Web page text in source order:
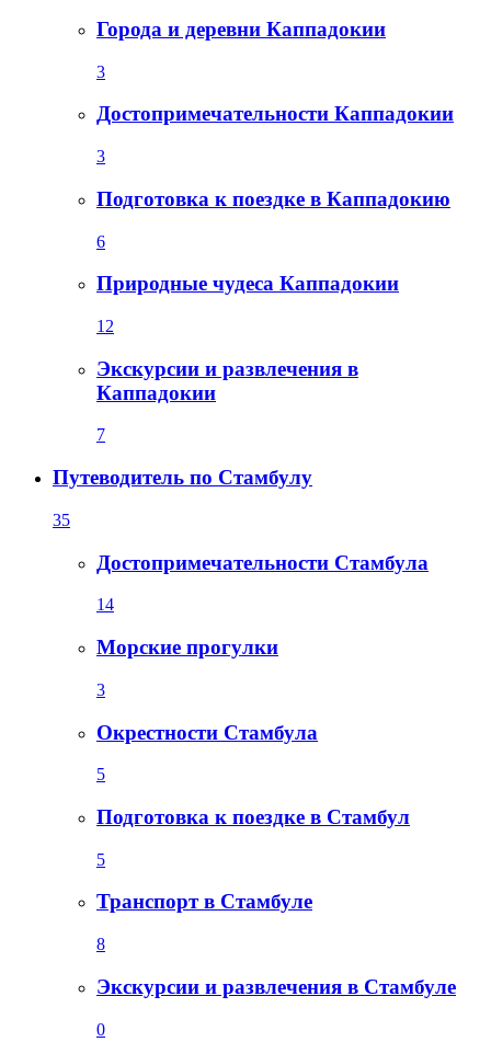
Города и деревни Каппадокии
3
Достопримечательности Каппадокии
3
Подготовка к поездке в Каппадокию
6
Природные чудеса Каппадокии
12
Экскурсии и развлечения в
Каппадокии
7
Путеводитель по Стамбулу
35
Достопримечательности Стамбула
14
Морские прогулки
3
Окрестности Стамбула
5
Подготовка к поездке в Стамбул
5
Транспорт в Стамбуле
8
Экскурсии и развлечения в Стамбуле
0